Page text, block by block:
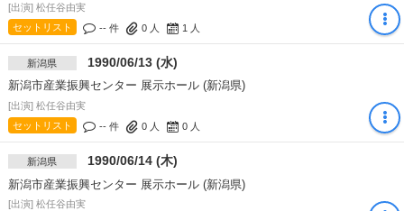
[出演] 松任谷由実
セットリスト
-- 件 0人 1 人
新潟県 1990/06/13 (水)
新潟市産業振興センター 展示ホール (新潟県)
[出演] 松任谷由実
セットリスト
-- 件 0人 0人
新潟県 1990/06/14 (木)
新潟市産業振興センター 展示ホール (新潟県)
[出演] 松任谷由実